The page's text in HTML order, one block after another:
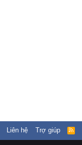
Liên hệ Trợ giúp
R